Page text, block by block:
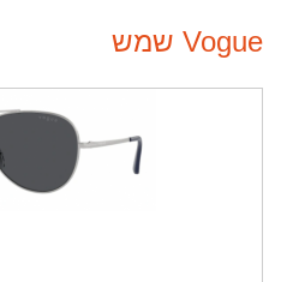
Vogue שמש